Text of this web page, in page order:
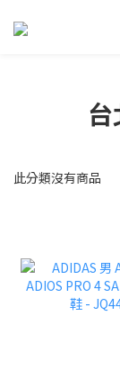
此分類沒有商品